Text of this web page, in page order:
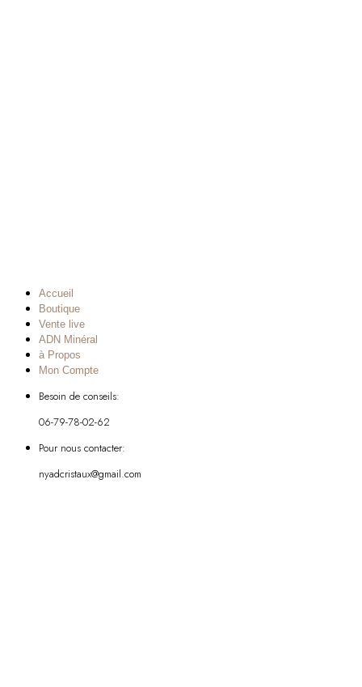
Accueil
Boutique
Vente live
ADN Minéral
à Propos
Mon Compte
Besoin de conseils:
06-79-78-02-62
Pour nous contacter:
nyadcristaux@gmail.com